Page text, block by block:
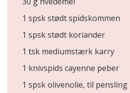
1 spsk stødt spidskommen
1 spsk stødt koriander
1 tsk mediumstærk karry
1 knivspids cayenne peber
1 spsk olivenolie, til pensling